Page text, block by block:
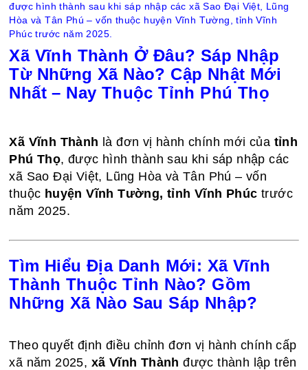
được hình thành sau khi sáp nhập các xã Sao Đại Việt, Lũng
Hòa và Tân Phú – vốn thuộc huyện Vĩnh Tường, tỉnh Vĩnh
Phúc trước năm 2025.
Xã Vĩnh Thành Ở Đâu? Sáp Nhập
Từ Những Xã Nào? Cập Nhật Mới
Nhất – Nay Thuộc Tỉnh Phú Thọ
Xã Vĩnh Thành là đơn vị hành chính mới của tỉnh
Phú Thọ, được hình thành sau khi sáp nhập các
xã Sao Đại Việt, Lũng Hòa và Tân Phú – vốn
thuộc huyện Vĩnh Tường, tỉnh Vĩnh Phúc trước
năm 2025.
Tìm Hiểu Địa Danh Mới: Xã Vĩnh
Thành Thuộc Tỉnh Nào? Gồm
Những Xã Nào Sau Sáp Nhập?
Theo quyết định điều chỉnh đơn vị hành chính cấp
xã năm 2025, xã Vĩnh Thành được thành lập trên